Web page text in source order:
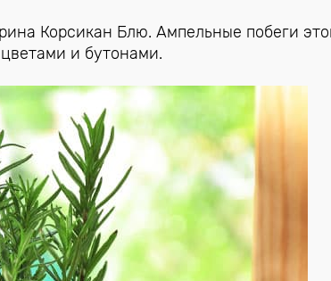
Корсикан Блю. Ампельные побеги
и бутонами.